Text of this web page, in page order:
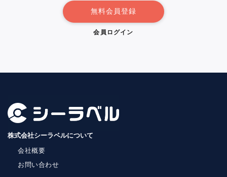
無料会員登録
会員ログイン
株式会社シーラベルについて
会社概要
お問い合わせ